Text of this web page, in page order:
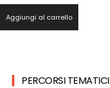
Aggiungi al carrello
PERCORSI TEMATICI